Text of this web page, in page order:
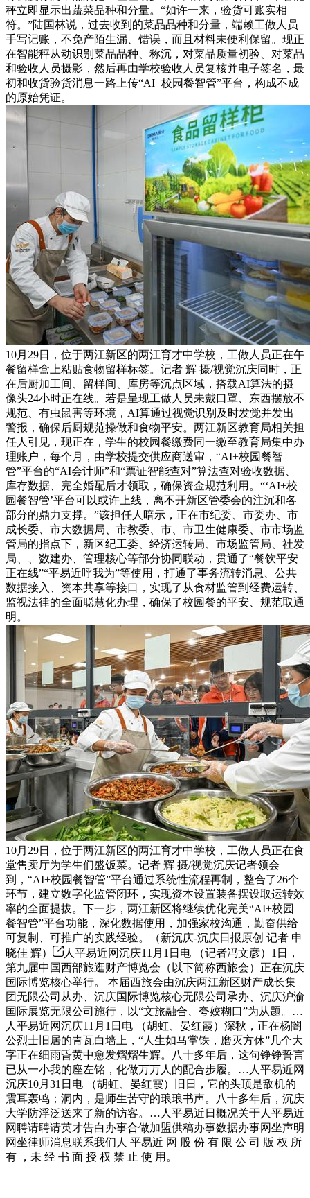
秤立即显示出蔬菜品种和分量。“如许一来，验货可账实相
符。”陆国林说，过去收到的菜品品种和分量，端赖工做人员
手写记账，不免产陌生漏、错误，而且材料未便利保留。现正
在智能秤从动识别菜品品种、称沉，对菜品质量初验、对菜品
和验收人员摄影，然后再由学校验收人员复核并电子签名，最
初和收货验货消息一路上传“AI+校园餐智管”平台，构成不成
的原始凭证。
10月29日，位于两江新区的两江育才中学校，工做人员正在午
餐留样盒上粘贴食物留样标签。记者 辉 摄/视觉沉庆同时，正
在后厨加工间、留样间、库房等沉点区域，搭载AI算法的摄
像头24小时正在线。若是呈现工做人员未戴口罩、东西摆放不
规范、有虫鼠害等环境，AI算通过视觉识别及时发觉并发出
警报，确保后厨规范操做和食物平安。两江新区教育局相关担
任人引见，现正在，学生的校园餐缴费同一缴至教育局集中办
理账户，每个月，由学校提交供应商送审，“AI+校园餐智
管”平台的“AI会计师”和“票证智能查对”算法查对验收数据、
库存数据、完全婚配后才领取，确保资金规范利用。“‘AI+校
园餐智管’平台可以或许上线，离不开新区管委会的注沉和各
部分的鼎力支撑。”该担任人暗示，正在市纪委、市委办、市
成长委、市大数据局、市教委、市、市卫生健康委、市市场监
管局的指点下，新区纪工委、经济运转局、市场监管局、社发
局、、数建办、管理核心等部分协同联动，贯通了“餐饮平安
正在线”“平易近呼我为”等使用，打通了事务流转消息、公共
数据接入、资本共享等接口，实现了从食材监管到经费运转、
监视法律的全面聪慧化办理，确保了校园餐的平安、规范取通
明。
10月29日，位于两江新区的两江育才中学校，工做人员正在食
堂售卖厅为学生们盛饭菜。记者 辉 摄/视觉沉庆记者领会
到，“AI+校园餐智管”平台通过系统性流程再制，整合了26个
环节，建立数字化监管闭环，实现资本设置装备摆设取运转效
率的全面提拔。下一步，两江新区将继续优化完美“AI+校园
餐智管”平台功能，深化数据使用，加强家校沟通，勤奋供给
可复制、可推广的实践经验。（新沉庆-沉庆日报原创 记者 申
晓佳 辉）
人平易近网沉庆11月1日电 （记者冯文彦）1日，
第九届中国西部旅逛财产博览会（以下简称西旅会）正在沉庆
国际博览核心举行。 本届西旅会由沉庆两江新区财产成长集
团无限公司从办、沉庆国际博览核心无限公司承办、沉庆沪渝
国际展览无限公司施行，以“文旅融合、夸姣糊口”为从题。…
人平易近网沉庆11月1日电 （胡虹、晏红霞）深秋，正在杨闇
公烈士旧居的青瓦白墙上，“人生如马掌铁，磨灭方休”几个大
字正在细雨昏黄中愈发熠熠生辉。八十多年后，这句铮铮誓言
已从一小我的座左铭，化做万万人的配合步履。…人平易近网
沉庆10月31日电 （胡虹、晏红霞）旧日，它的头顶是敌机的
震耳轰鸣；洞内，是师生苦守的琅琅书声。八十多年后，沉庆
大学防浮泛送来了新的访客。…人平易近日概况关于人平易近
网聘请聘请英才告白办事合做加盟供稿办事数据办事网坐声明
网坐律师消息联系我们人 平易近 网 股 份 有 限 公 司 版 权 所
有 ，未 经 书 面 授 权 禁 止 使 用。